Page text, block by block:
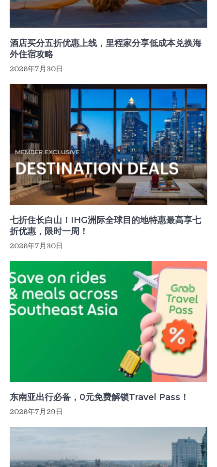
酒店买分五折优惠上线，里程家分享低成本兑换海
外住宿攻略
2026年7月30日
七折住长白山！IHG洲际全球目的地特惠最高享七
折优惠，限时一周！
2026年7月30日
东南亚出行必备，0元免费解锁Travel Pass！
2026年7月29日